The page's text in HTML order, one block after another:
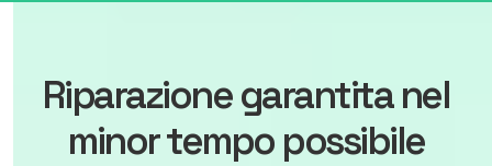
Riparazione garantita nel
minor tempo possibile